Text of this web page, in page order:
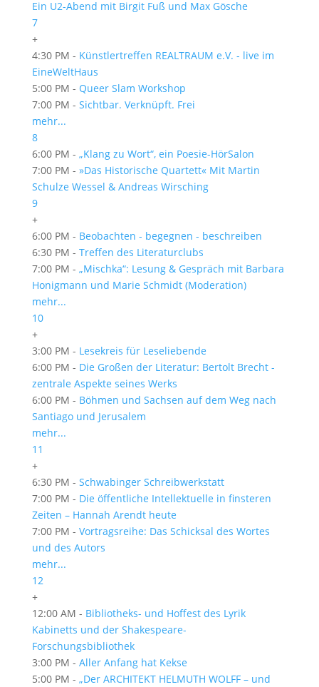
Ein U2-Abend mit Birgit Fuß und Max Gösche
7
+
4:30 PM - Künstlertreffen REALTRAUM e.V. - live im
EineWeltHaus
5:00 PM - Queer Slam Workshop
7:00 PM - Sichtbar. Verknüpft. Frei
mehr...
8
6:00 PM - „Klang zu Wort“, ein Poesie-HörSalon
7:00 PM - »Das Historische Quartett« Mit Martin
Schulze Wessel & Andreas Wirsching
9
+
6:00 PM - Beobachten - begegnen - beschreiben
6:30 PM - Treffen des Literaturclubs
7:00 PM - „Mischka“: Lesung & Gespräch mit Barbara
Honigmann und Marie Schmidt (Moderation)
mehr...
10
+
3:00 PM - Lesekreis für Leseliebende
6:00 PM - Die Großen der Literatur: Bertolt Brecht -
zentrale Aspekte seines Werks
6:00 PM - Böhmen und Sachsen auf dem Weg nach
San­tiago und Jerusalem
mehr...
11
+
6:30 PM - Schwabinger Schreibwerkstatt
7:00 PM - Die öffentliche Intellektuelle in finsteren
Zeiten – Hannah Arendt heute
7:00 PM - Vortragsreihe: Das Schicksal des Wortes
und des Autors
mehr...
12
+
12:00 AM - Bibliotheks- und Hoffest des Lyrik
Kabinetts und der Shakespeare-
Forschungsbibliothek
3:00 PM - Aller Anfang hat Kekse
5:00 PM - „Der ARCHITEKT HELMUTH WOLFF – und